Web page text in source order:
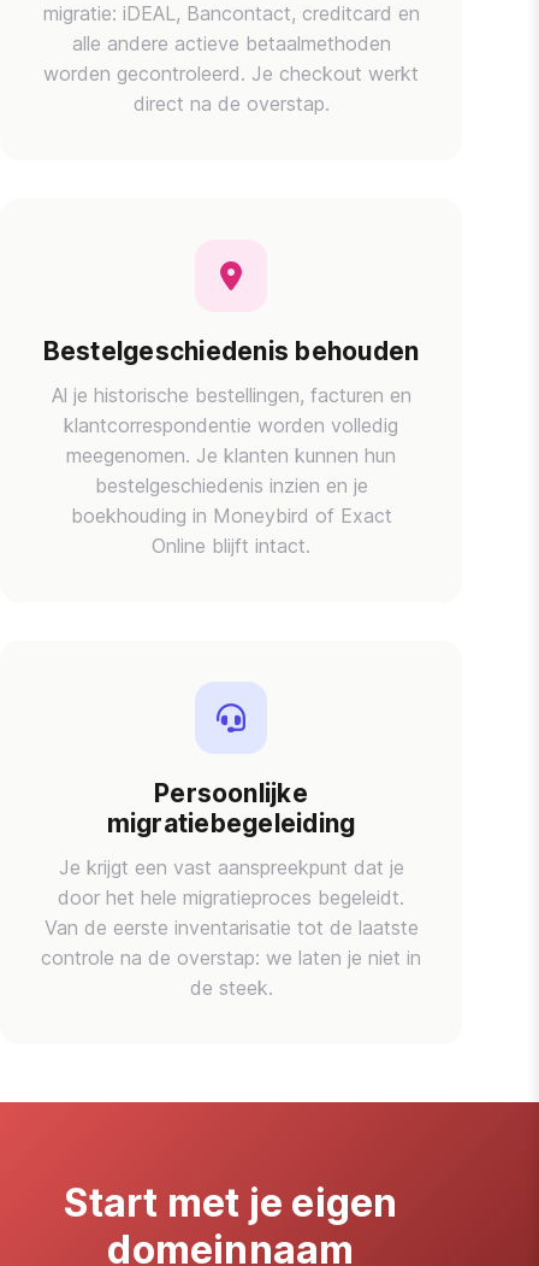
migratie: iDEAL, Bancontact, creditcard en
alle andere actieve betaalmethoden
worden gecontroleerd. Je checkout werkt
direct na de overstap.
Bestelgeschiedenis behouden
Al je historische bestellingen, facturen en
klantcorrespondentie worden volledig
meegenomen. Je klanten kunnen hun
bestelgeschiedenis inzien en je
boekhouding in Moneybird of Exact
Online blijft intact.
Persoonlijke
migratiebegeleiding
Je krijgt een vast aanspreekpunt dat je
door het hele migratieproces begeleidt.
Van de eerste inventarisatie tot de laatste
controle na de overstap: we laten je niet in
de steek.
Start met je eigen
domeinnaam